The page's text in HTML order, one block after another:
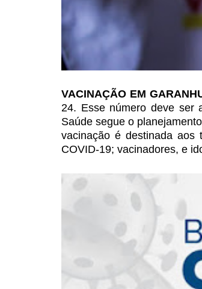
VACINAÇÃO EM
24. Esse número deve ser
Saúde segue o
vacinação é destinada aos
COVID-19; vacinadores, e